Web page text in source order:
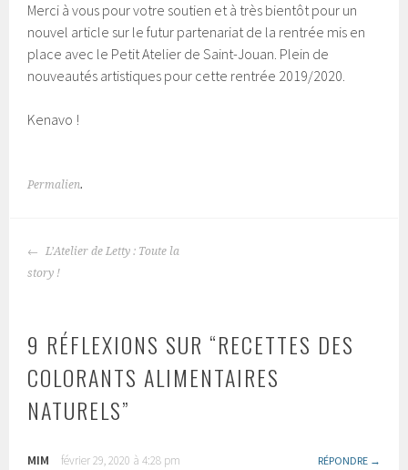
Merci à vous pour votre soutien et à très bientôt pour un
nouvel article sur le futur partenariat de la rentrée mis en
place avec le Petit Atelier de Saint-Jouan. Plein de
nouveautés artistiques pour cette rentrée 2019/2020.
Kenavo !
Permalien.
NAVIGATION
DES
L’Atelier de Letty : Toute la
story !
9 RÉFLEXIONS SUR “RECETTES DES
COLORANTS ALIMENTAIRES
NATURELS”
MIM février 29, 2020 à 4:28 pm RÉPONDRE